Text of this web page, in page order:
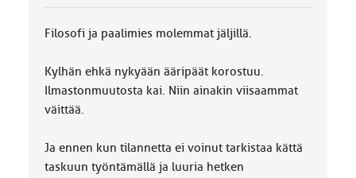
k
:
Filosofi ja paalimies molemmat jäljillä.
Kylhän ehkä nykyään ääripäät korostuu.
Ilmastonmuutosta kai. Niin ainakin viisaammat
väittää.
Ja ennen kun tilannetta ei voinut tarkistaa kättä
taskuun työntämällä ja luuria hetken